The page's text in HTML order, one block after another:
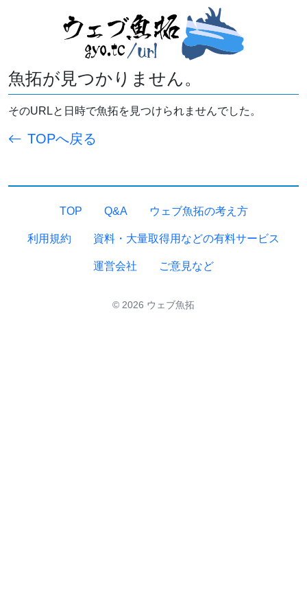
魚拓が見つかりません。
そのURLと日時で魚拓を見つけられませんでした。
TOPへ戻る
TOP Q&A ウェブ魚拓の考え方
利用規約 資料・大量取得用などの有料サービス
運営会社 ご意見など
© 2026 ウェブ魚拓